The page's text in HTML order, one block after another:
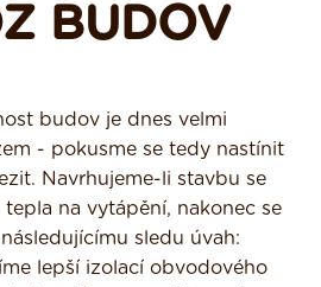
BUDOV
budov je dnes velmi
- pokusme se tedy nastínit
Navrhuje­me-li stavbu se
na vytápění, nakonec se
sledu úvah:
lepší izolací obvodového